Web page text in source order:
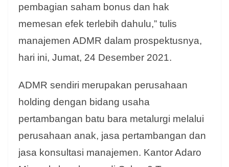
pembagian saham bonus dan hak
memesan efek terlebih dahulu,” tulis
manajemen ADMR dalam prospektusnya,
hari ini, Jumat, 24 Desember 2021.
ADMR sendiri merupakan perusahaan
holding dengan bidang usaha
pertambangan batu bara metalurgi melalui
perusahaan anak, jasa pertambangan dan
jasa konsultasi manajemen. Kantor Adaro